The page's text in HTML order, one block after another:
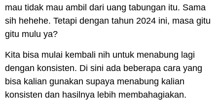
mau tidak mau ambil dari uang tabungan itu. Sama
sih hehehe. Tetapi dengan tahun 2024 ini, masa gitu
gitu mulu ya?
Kita bisa mulai kembali nih untuk menabung lagi
dengan konsisten. Di sini ada beberapa cara yang
bisa kalian gunakan supaya menabung kalian
konsisten dan hasilnya lebih membahagiakan.